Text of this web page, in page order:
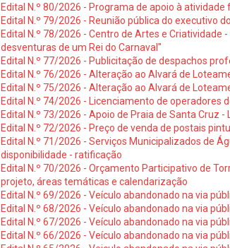
Edital N.º 80/2026 - Programa de apoio à
Edital N.º 79/2026 - Reunião pública do executivo
Edital N.º 78/2026 - Centro de Artes e Criatividade
desventuras de um Rei do Carnaval"
Edital N.º 77/2026 - Publicitação de despachos
Edital N.º 76/2026 - Alteração ao Alvará de
Edital N.º 75/2026 - Alteração ao Alvará de
Edital N.º 74/2026 - Licenciamento de operadores
Edital N.º 73/2026 - Apoio de Praia de Santa Cruz -
Edital N.º 72/2026 - Preço de venda de postais
Edital N.º 71/2026 - Serviços Municipalizados de
disponibilidade - ratificação
Edital N.º 70/2026 - Orçamento Participativo de
projeto, áreas temáticas e calendarização
Edital N.º 69/2026 - Veículo abandonado na via
Edital N.º 68/2026 - Veículo abandonado na via
Edital N.º 67/2026 - Veículo abandonado na via
Edital N.º 66/2026 - Veículo abandonado na via